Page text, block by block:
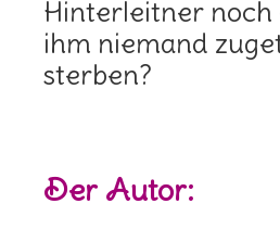
Hinterleitner noch
ihm niemand
sterben?
Der Autor: